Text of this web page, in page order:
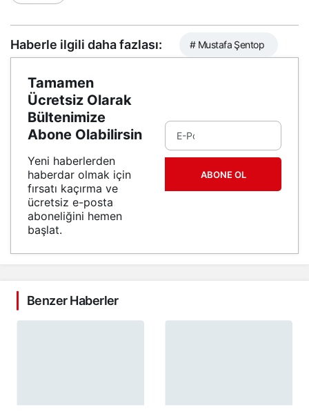
Haberle ilgili daha fazlası: # Mustafa Şentop
Tamamen
Ücretsiz Olarak
Bültenimize
Abone Olabilirsin
Yeni haberlerden
haberdar olmak için
fırsatı kaçırma ve
ücretsiz e-posta
aboneliğini hemen
başlat.
ABONE OL
Benzer Haberler